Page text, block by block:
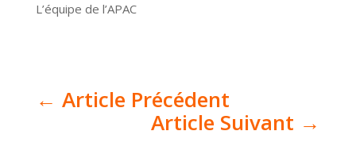
L’équipe de l’APAC
← Article Précédent
Article Suivant →